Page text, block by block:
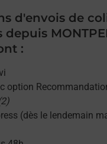
d'envois de
:
option
(dès le lendemain